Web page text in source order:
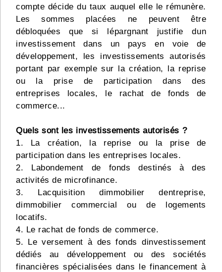
compte décide du taux auquel elle le rémunère.
Les sommes placées ne peuvent être
débloquées que si lépargnant justifie dun
investissement dans un pays en voie de
développement, les investissements autorisés
portant par exemple sur la création, la reprise
ou la prise de participation dans des
entreprises locales, le rachat de fonds de
commerce...
Quels sont les investissements autorisés ?
1. La création, la reprise ou la prise de
participation dans les entreprises locales.
2. Labondement de fonds destinés à des
activités de microfinance.
3. Lacquisition dimmobilier dentreprise,
dimmobilier commercial ou de logements
locatifs.
4. Le rachat de fonds de commerce.
5. Le versement à des fonds dinvestissement
dédiés au développement ou des sociétés
financières spécialisées dans le financement à